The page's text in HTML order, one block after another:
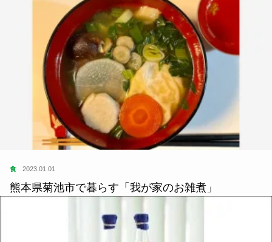
食 2023.01.01
熊本県菊池市で暮らす「我が家のお雑煮」